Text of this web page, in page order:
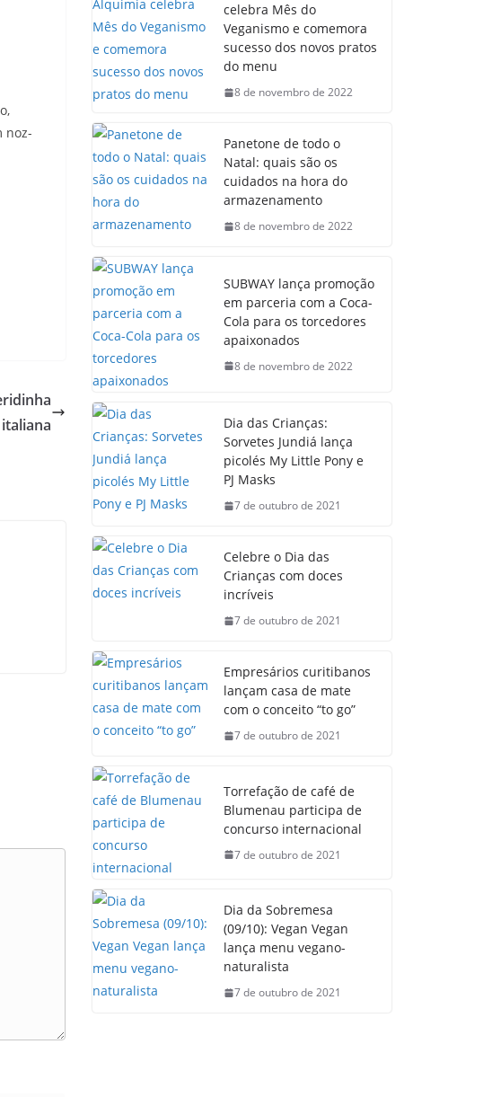
noz-
celebra Mês do
Veganismo e comemora
sucesso dos novos pratos
do menu
8 de novembro de 2022
Panetone de todo o
Natal: quais são os
cuidados na hora do
armazenamento
8 de novembro de 2022
SUBWAY lança promoção
em parceria com a Coca-
Cola para os torcedores
apaixonados
8 de novembro de 2022
Dia das Crianças:
Sorvetes Jundiá lança
picolés My Little Pony e
PJ Masks
7 de outubro de 2021
Celebre o Dia das
Crianças com doces
incríveis
7 de outubro de 2021
Empresários curitibanos
lançam casa de mate
com o conceito “to go”
7 de outubro de 2021
Torrefação de café de
Blumenau participa de
concurso internacional
7 de outubro de 2021
Dia da Sobremesa
(09/10): Vegan Vegan
lança menu vegano-
naturalista
7 de outubro de 2021